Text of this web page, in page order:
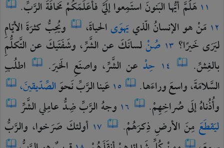
١١ هَلُمَّأيُّهاالبَنونَاستَمِعواإلَيَّفأُعَلِّمَكُمْمَخافَةَالرَّبِّ.
١٢ مَنْهوالإنسانُالّذييَهوَىالحياةَ، ويُحِبُّكثرَةَالأيّامِ
ليَرَىخَيرًا؟ ١٣ صُنْلسانَكَ عنالشَّرِّ،وشَفَتَيكَ عنالتَّكلُّمِ
بالغِشِّ.
١٤ حِدْ عنالشَّرِّ، واصنَعِ الخَيرَ.
اطلُبِ
السَّلامَةَ،واسعَوراءَها. ١٥ عَيناالرَّبِّنَحوَالصِّدّيقينَ،
وأُذُناهُإلَىصُراخِهِمْ. ١٦ وجهُالرَّبِّضِدُّعامِليالشَّرِّ
ليَقطَعَمِنَالأرضِذِكرَهُمْ. ١٧ أولئكَ صَرَخوا، والرَّبُّ